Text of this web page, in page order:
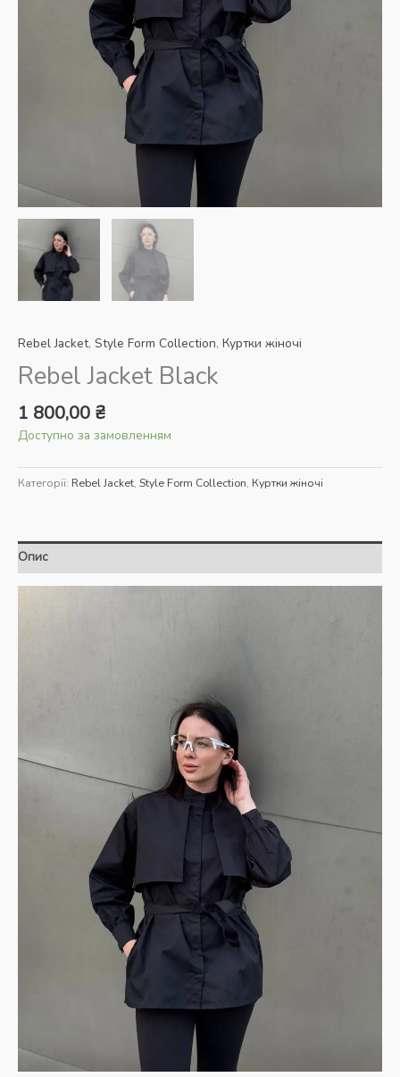
Rebel Jacket, Style Form Collection, Куртки жіночі
Rebel Jacket Black
1 800,00 ₴
Доступно за замовленням
Категорії: Rebel Jacket, Style Form Collection, Куртки жіночі
Опис